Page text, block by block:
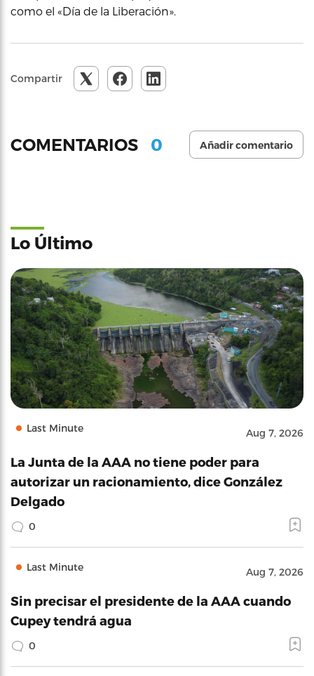
como el «Día de la Liberación».
Compartir
COMENTARIOS 0 Añadir comentario
Lo Último
Last Minute Aug 7, 2026
La Junta de la AAA no tiene poder para
autorizar un racionamiento, dice González
Delgado
0
Last Minute Aug 7, 2026
Sin precisar el presidente de la AAA cuando
Cupey tendrá agua
0